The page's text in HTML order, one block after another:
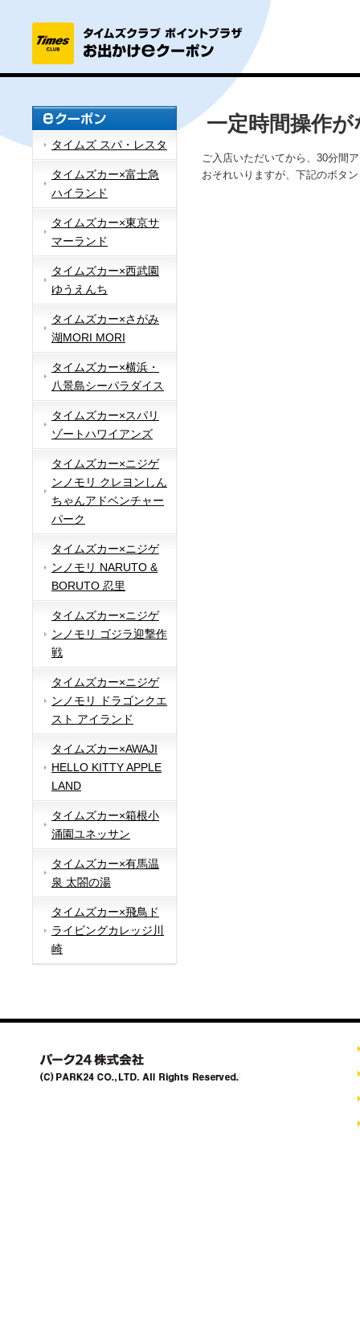
タイムズ スパ・レスタ
タイムズカー×富士急
ハイランド
タイムズカー×東京サ
マーランド
タイムズカー×西武園
ゆうえんち
タイムズカー×さがみ
湖MORI MORI
タイムズカー×横浜・
八景島シーパラダイス
タイムズカー×スパリ
ゾートハワイアンズ
タイムズカー×ニジゲ
ンノモリ クレヨンしん
ちゃんアドベンチャー
パーク
タイムズカー×ニジゲ
ンノモリ NARUTO &
BORUTO 忍里
タイムズカー×ニジゲ
ンノモリ ゴジラ迎撃作
戦
タイムズカー×ニジゲ
ンノモリ ドラゴンクエ
スト アイランド
タイムズカー×AWAJI
HELLO KITTY APPLE
LAND
タイムズカー×箱根小
涌園ユネッサン
タイムズカー×有馬温
泉 太閤の湯
タイムズカー×飛鳥ド
ライビングカレッジ川
崎
一定時間操作
ご入店いただいてから、30分間
おそれいりますが、下記のボタ